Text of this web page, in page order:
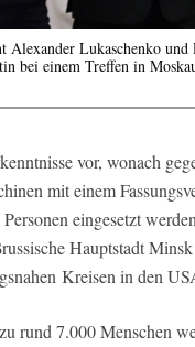
Alexander Lukaschenko und
bei einem Treffen in
vor, wonach
mit einem
eingesetzt
Hauptstadt
Kreisen in den
rund 7.000 Menschen